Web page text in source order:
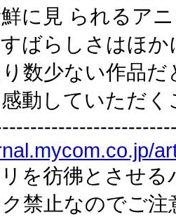
に見 られるア
ばらしさはほ
数少ない作品
動していただ
を彷彿とさせ
禁止なのでご注